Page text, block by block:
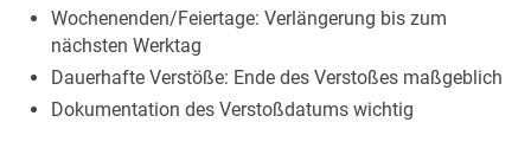
Wochenenden/Feiertage: Verlängerung bis zum
nächsten Werktag
Dauerhafte Verstöße: Ende des Verstoßes maßgeblich
Dokumentation des Verstoßdatums wichtig